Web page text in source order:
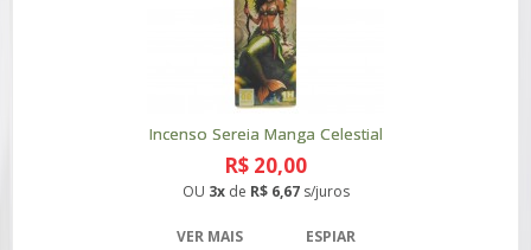
Incenso Sereia Manga Celestial
R$ 20,00
OU 3xde R$ 6,67s/juros
VER MAIS ESPIAR